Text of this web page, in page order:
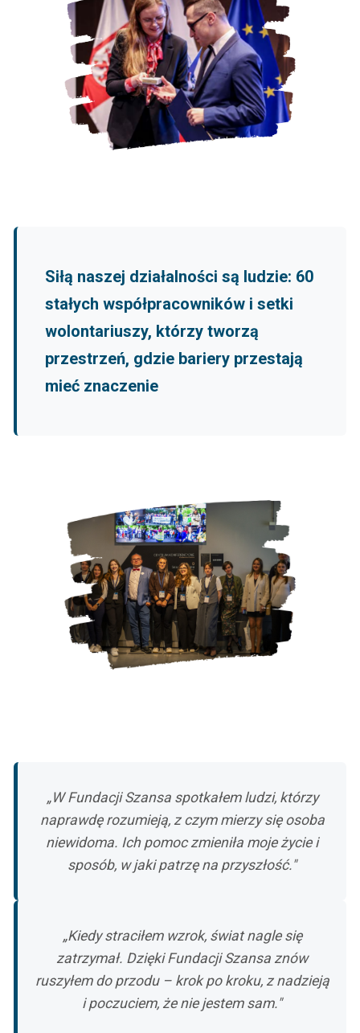
Siłą naszej działalności są ludzie: 60
stałych współpracowników i setki
wolontariuszy, którzy tworzą
przestrzeń, gdzie bariery przestają
mieć znaczenie
„W Fundacji Szansa spotkałem ludzi, którzy
naprawdę rozumieją, z czym mierzy się osoba
niewidoma. Ich pomoc zmieniła moje życie i
sposób, w jaki patrzę na przyszłość."
„Kiedy straciłem wzrok, świat nagle się
zatrzymał. Dzięki Fundacji Szansa znów
ruszyłem do przodu – krok po kroku, z nadzieją
i poczuciem, że nie jestem sam."